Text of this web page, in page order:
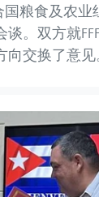
粮食及农业
。双方就
交换了意见